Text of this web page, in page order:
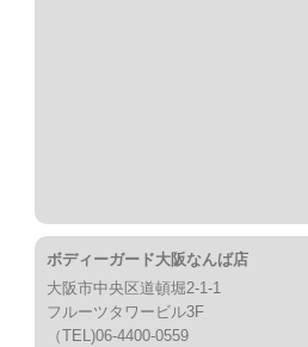
ボディーガード大阪なんば店
大阪市中央区道頓堀2-1-1
フルーツタワービル3F
（TEL)06-4400-0559